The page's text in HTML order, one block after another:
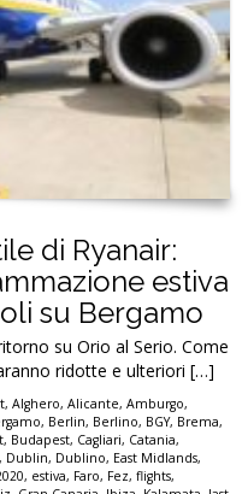
di Ryanair:
estiva
su Bergamo
su Orio al Serio. Come
ridotte e ulteriori […]
, Alghero, Alicante, Amburgo,
, Berlin, Berlino, BGY, Brema,
, Budapest, Cagliari, Catania,
, Dublin, Dublino, East Midlands,
, estiva, Faro, Fez, flights,